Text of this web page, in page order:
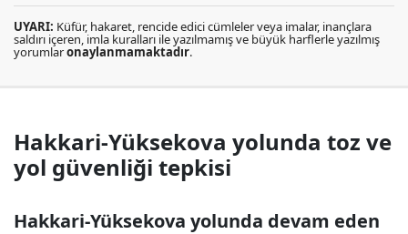
UYARI: Küfür, hakaret, rencide edici cümleler veya imalar, inançlara
saldırı içeren, imla kuralları ile yazılmamış ve büyük harflerle yazılmış
yorumlaronaylanmamaktadır.
Hakkari-Yüksekova yolunda toz ve
yol güvenliği tepkisi
Hakkari-Yüksekova yolunda devam eden